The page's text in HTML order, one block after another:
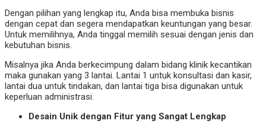
Dengan pilihan yang lengkap itu, Anda bisa membuka bisnis
dengan cepat dan segera mendapatkan keuntungan yang besar.
Untuk memilihnya, Anda tinggal memilih sesuai dengan jenis dan
kebutuhan bisnis.
Misalnya jika Anda berkecimpung dalam bidang klinik kecantikan
maka gunakan yang 3 lantai. Lantai 1 untuk konsultasi dan kasir,
lantai dua untuk tindakan, dan lantai tiga bisa digunakan untuk
keperluan administrasi.
Desain Unik dengan Fitur yang Sangat Lengkap